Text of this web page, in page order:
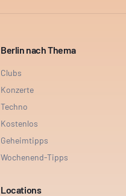
Berlin nach Thema
Clubs
Konzerte
Techno
Kostenlos
Geheimtipps
Wochenend-Tipps
Locations